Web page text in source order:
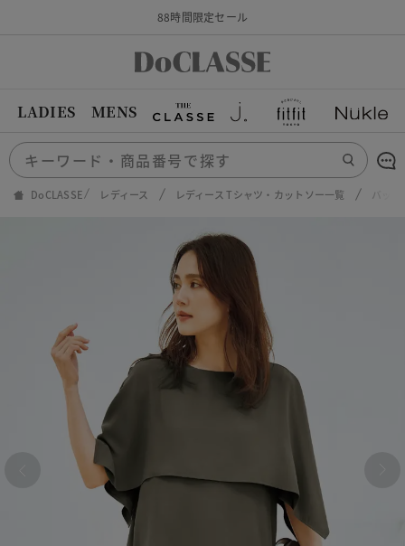
88時間限定セール
LADIES MENS
DoCLASSE レディース レディース Tシャツ・カットソー一覧 バッ